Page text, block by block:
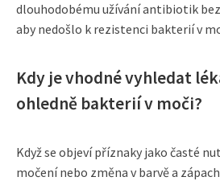
dlouhodobému užívání antibiotik
aby nedošlo k rezistenci bakterií v
Kdy je vhodné vyhledat
ohledně bakterií v moči?
Když se objeví příznaky jako časté
močení nebo změna v barvě a